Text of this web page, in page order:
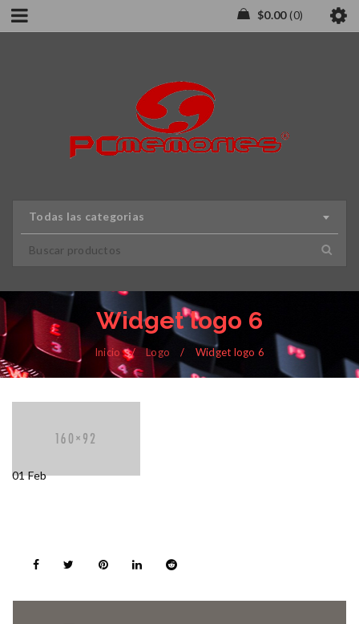
$0.00 0
Todas las categorias
Widget logo 6
Inicio / Logo / Widget logo 6
01Feb